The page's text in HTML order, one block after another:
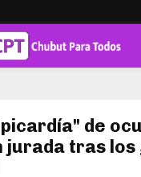
de
jurada tras los